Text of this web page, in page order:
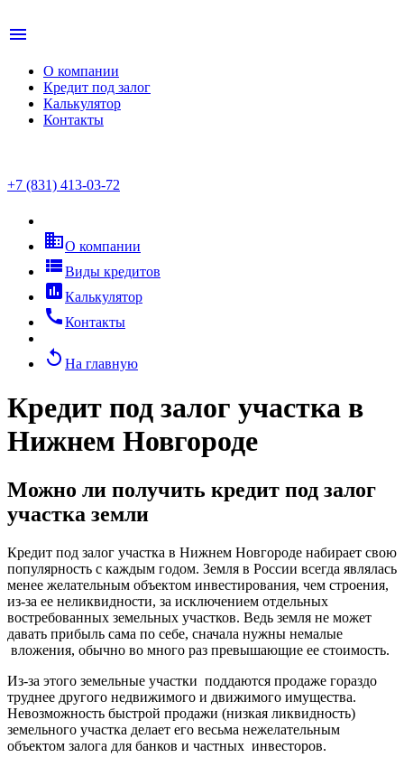
menu
О компании
Кредит под залог
Калькулятор
Контакты
+7 (831) 413-03-72
businessО компании
view_listВиды кредитов
assessmentКалькулятор
callКонтакты
replay На главную
Кредит под залог участка в
Нижнем Новгороде
Можно ли получить кредит под залог
участка земли
Кредит под залог участка в Нижнем Новгороде набирает свою
популярность с каждым годом. Земля в России всегда являлась
менее желательным объектом инвестирования, чем строения,
из-за ее неликвидности, за исключением отдельных
востребованных земельных участков. Ведь земля не может
давать прибыль сама по себе, сначала нужны немалые
вложения, обычно во много раз превышающие ее стоимость.
Из-за этого земельные участки поддаются продаже гораздо
труднее другого недвижимого и движимого имущества.
Невозможность быстрой продажи (низкая ликвидность)
земельного участка делает его весьма нежелательным
объектом залога для банков и частных инвесторов.